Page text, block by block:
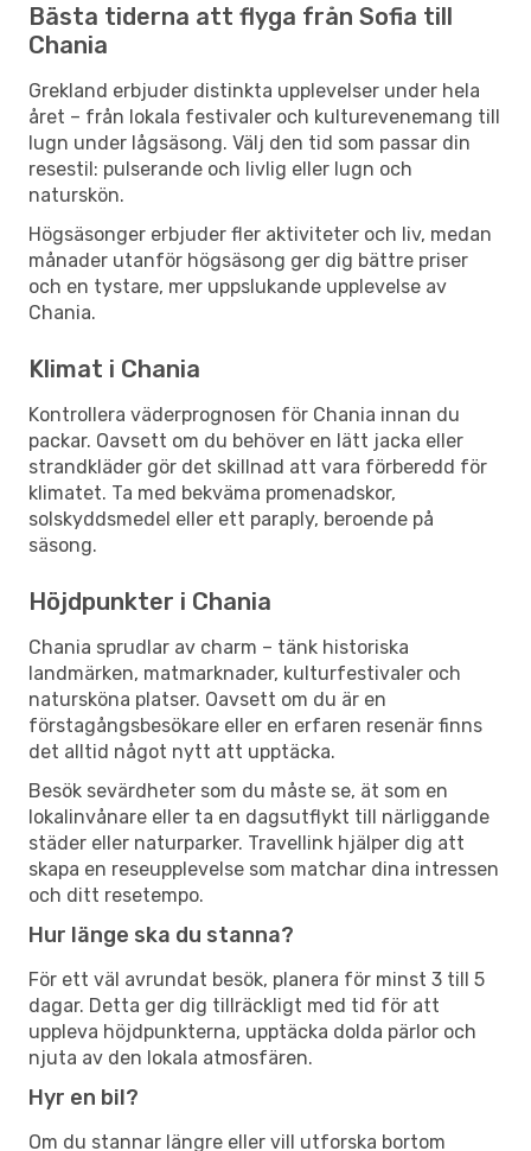
Bästa tiderna att flyga från Sofia till
Chania
Grekland erbjuder distinkta upplevelser under hela
året – från lokala festivaler och kulturevenemang till
lugn under lågsäsong. Välj den tid som passar din
resestil: pulserande och livlig eller lugn och
naturskön.
Högsäsonger erbjuder fler aktiviteter och liv, medan
månader utanför högsäsong ger dig bättre priser
och en tystare, mer uppslukande upplevelse av
Chania.
Klimat i Chania
Kontrollera väderprognosen för Chania innan du
packar. Oavsett om du behöver en lätt jacka eller
strandkläder gör det skillnad att vara förberedd för
klimatet. Ta med bekväma promenadskor,
solskyddsmedel eller ett paraply, beroende på
säsong.
Höjdpunkter i Chania
Chania sprudlar av charm – tänk historiska
landmärken, matmarknader, kulturfestivaler och
natursköna platser. Oavsett om du är en
förstagångsbesökare eller en erfaren resenär finns
det alltid något nytt att upptäcka.
Besök sevärdheter som du måste se, ät som en
lokalinvånare eller ta en dagsutflykt till närliggande
städer eller naturparker. Travellink hjälper dig att
skapa en reseupplevelse som matchar dina intressen
och ditt resetempo.
Hur länge ska du stanna?
För ett väl avrundat besök, planera för minst 3 till 5
dagar. Detta ger dig tillräckligt med tid för att
uppleva höjdpunkterna, upptäcka dolda pärlor och
njuta av den lokala atmosfären.
Hyr en bil?
Om du stannar längre eller vill utforska bortom